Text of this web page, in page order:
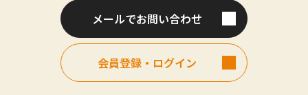
メールでお問い合わせ
会員登録・ログイン